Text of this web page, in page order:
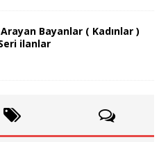
Bayanlar ( Kadınlar )
ilanlar